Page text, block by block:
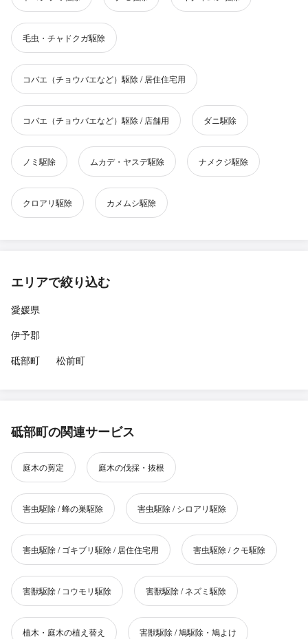
毛虫・チャドクガ駆除
コバエ（チョウバエなど）駆除 / 居住住宅用
コバエ（チョウバエなど）駆除 / 店舗用 ダニ駆除
ノミ駆除 ムカデ・ヤスデ駆除 ナメクジ駆除
クロアリ駆除 カメムシ駆除
エリアで絞り込む
愛媛県
伊予郡
砥部町
松前町
砥部町の関連サービス
庭木の剪定 庭木の伐採・抜根
害虫駆除 / 蜂の巣駆除 害虫駆除 / シロアリ駆除
害虫駆除 / ゴキブリ駆除 / 居住住宅用 害虫駆除 / クモ駆除
害獣駆除 / コウモリ駆除 害獣駆除 / ネズミ駆除
植木・庭木の植え替え 害獣駆除 / 鳩駆除・鳩よけ